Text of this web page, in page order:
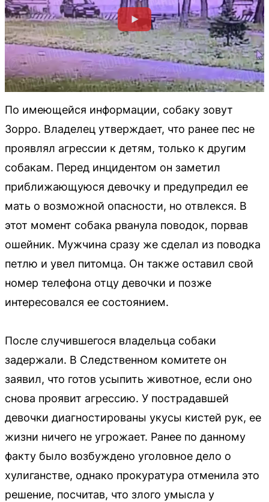
По имеющейся информации, собаку зовут
Зорро. Владелец утверждает, что ранее пес не
проявлял агрессии к детям, только к другим
собакам. Перед инцидентом он заметил
приближающуюся девочку и предупредил ее
мать о возможной опасности, но отвлекся. В
этот момент собака рванула поводок, порвав
ошейник. Мужчина сразу же сделал из поводка
петлю и увел питомца. Он также оставил свой
номер телефона отцу девочки и позже
интересовался ее состоянием.
После случившегося владельца собаки
задержали. В Следственном комитете он
заявил, что готов усыпить животное, если оно
снова проявит агрессию. У пострадавшей
девочки диагностированы укусы кистей рук, ее
жизни ничего не угрожает. Ранее по данному
факту было возбуждено уголовное дело о
хулиганстве, однако прокуратура отменила это
решение, посчитав, что злого умысла у